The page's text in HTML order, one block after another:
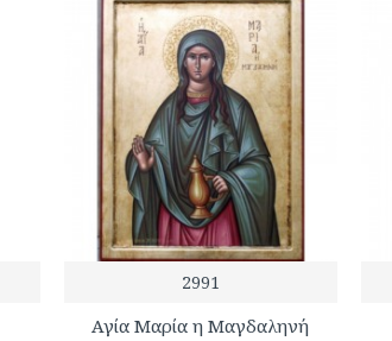
2991
Αγία Μαρία η Μαγδαληνή